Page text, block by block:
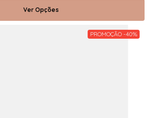
Ver Opções
PROMOÇÃO -40%